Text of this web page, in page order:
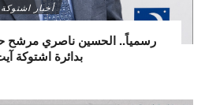
أخبار اشتوكة
رسمياً.. الحسين ناصري مرشح
بدائرة اشتوكة